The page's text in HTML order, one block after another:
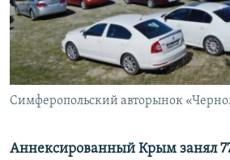
ПОБЕДИТЕЛЕЙ НЕ СУДЯТ?
КРЫМ.НЕПОКОРЕННЫЙ
ELIFBE
УКРАИНСКАЯ ПРОБЛЕМА КРЫМА
ПРИСОЕДИНЯЙТЕСЬ!
Симферопольский авторынок
Аннексированный Крым занял